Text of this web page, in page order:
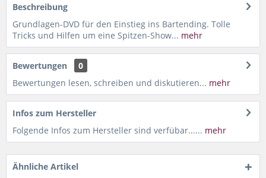
Beschreibung
Grundlagen-DVD für den Einstieg ins Bartending. Tolle
Tricks und Hilfen um eine Spitzen-Show... mehr
Bewertungen
0
Bewertungen lesen, schreiben und diskutieren... mehr
Infos zum Hersteller
Folgende Infos zum Hersteller sind verfübar...... mehr
Ähnliche Artikel